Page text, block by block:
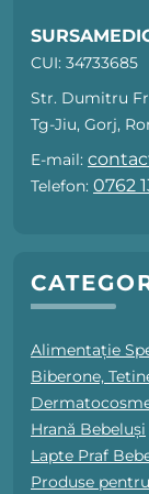
CUI: 34733685
Str. Dumitru
Tg-Jiu, Gorj,
E-mail:
Telefon: 0762
Alimentație
Biberone,
Hrană Bebeluși
Lapte Praf
Produse